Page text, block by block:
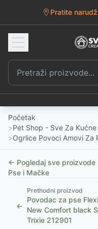
Pratite
Početak
>Pet Shop - Sve Za
>Ogrlice Povoci Amovi Za
← Pogledaj sve proizvode
Pse i Mačke
←
Prethodni proizvod
Povodac za pse Flexi
New Comfort black S
Trixie 212901